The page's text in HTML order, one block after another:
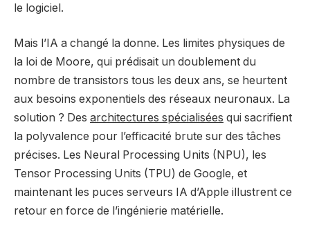
le logiciel.
Mais l’IA a changé la donne. Les limites physiques de
la loi de Moore, qui prédisait un doublement du
nombre de transistors tous les deux ans, se heurtent
aux besoins exponentiels des réseaux neuronaux. La
solution ? Des architectures spécialisées qui sacrifient
la polyvalence pour l’efficacité brute sur des tâches
précises. Les Neural Processing Units (NPU), les
Tensor Processing Units (TPU) de Google, et
maintenant les puces serveurs IA d’Apple illustrent ce
retour en force de l’ingénierie matérielle.